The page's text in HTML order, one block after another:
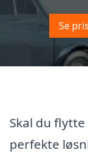
Se
Skal du
perfekte